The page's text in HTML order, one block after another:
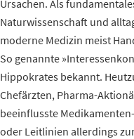
Ursachen. Als
Naturwissenschaft und
moderne Medizin meist
So genannte
Hippokrates bekannt.
Chefärzten, Pharma-
beeinflusste
oder Leitlinien allerdings